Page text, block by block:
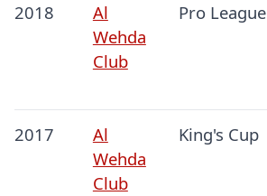
2018
Al
Wehda
Club
Pro League
2017
Al
Wehda
Club
King's Cup